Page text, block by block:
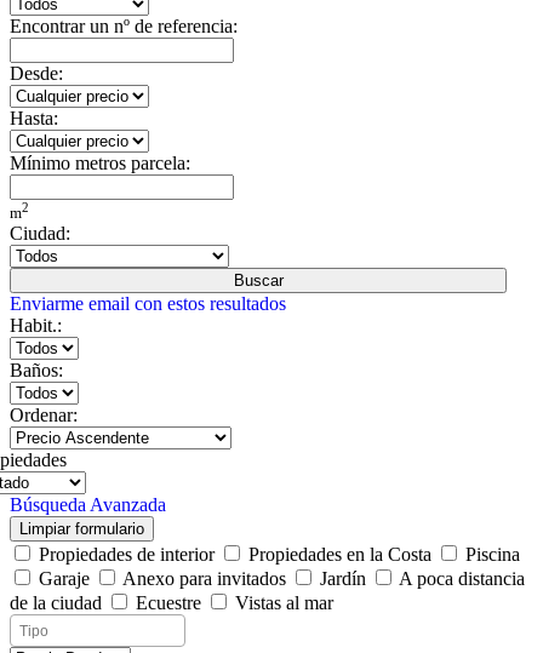
Encontrar un nº de referencia:
Desde:
Hasta:
Mínimo metros parcela:
m2
Ciudad:
Buscar
Enviarme email con estos resultados
Habit.:
Baños:
Ordenar:
Búsqueda Avanzada
Limpiar formulario
Propiedades de interior Propiedades en la Costa
Piscina
Garaje
Anexo para invitados Jardín
A poca distancia
de la ciudad
Ecuestre Vistas al mar